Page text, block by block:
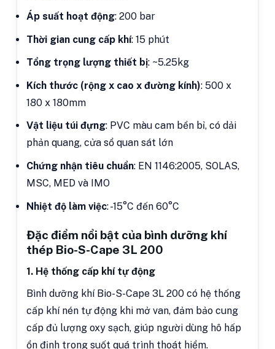
Áp suất hoạt động: 200 bar
Thời gian cung cấp khí: 15 phút
Tổng trọng lượng thiết bị: ~5.25kg
Kích thước (rộng x cao x đường kính): 500 x
180 x 180mm
Vật liệu túi đựng: PVC màu cam bền bỉ, có dải
phản quang, cửa sổ quan sát lớn
Chứng nhận tiêu chuẩn: EN 1146:2005, SOLAS,
MSC, MED và IMO
Nhiệt độ làm việc: -15°C đến 60°C
Đặc điểm nổi bật của bình dưỡng khí
thép Bio-S-Cape 3L 200
1. Hệ thống cấp khí tự động
Bình dưỡng khí Bio-S-Cape 3L 200 có hệ thống
cấp khí nén tự động khi mở van, đảm bảo cung
cấp đủ lượng oxy sạch, giúp người dùng hô hấp
ổn định trong suốt quá trình thoát hiểm.